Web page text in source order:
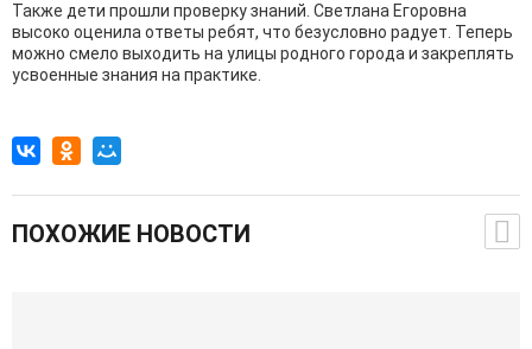
Также дети прошли проверку знаний. Светлана Егоровна
высоко оценила ответы ребят, что безусловно радует. Теперь
можно смело выходить на улицы родного города и закреплять
усвоенные знания на практике.
ПОХОЖИЕ НОВОСТИ